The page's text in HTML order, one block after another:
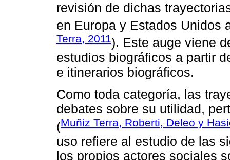
revisión de dichas
en Europa y Estados Unidos
Terra, 2011). Este auge viene
estudios biográficos a partir
e itinerarios biográficos.
Como toda categoría, las
debates sobre su utilidad,
(Muñiz Terra, Roberti, Deleo y
uso refiere al estudio de las
los propios actores sociales